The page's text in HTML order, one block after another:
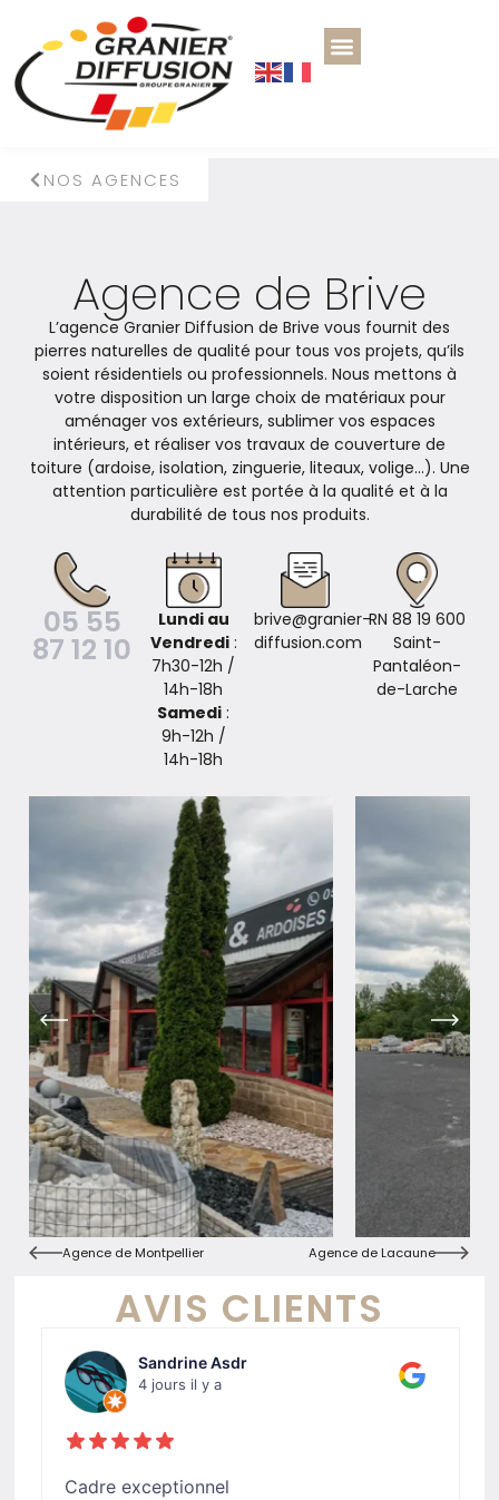
Agence de Brive
L’agence Granier Diffusion de Brive vous fournit des
pierres naturelles de qualité pour tous vos projets, qu’ils
soient résidentiels ou professionnels. Nous mettons à
votre disposition un large choix de matériaux pour
aménager vos extérieurs, sublimer vos espaces
intérieurs, et réaliser vos travaux de couverture de
toiture (ardoise, isolation, zinguerie, liteaux, volige…). Une
attention particulière est portée à la qualité et à la
durabilité de tous nos produits.
05 55
87 12 10
Lundi au
Vendredi:
7h30-12h /
14h-18h
Samedi :
9h-12h /
14h-18h
brive@granier-
diffusion.com
RN 88 19 600
Saint-
Pantaléon-
de-Larche
NOS AGENCES
Agence de Montpellier Agence de Lacaune
AVIS CLIENTS
Sandrine Asdr
4 jours il y a
Cadre exceptionnel